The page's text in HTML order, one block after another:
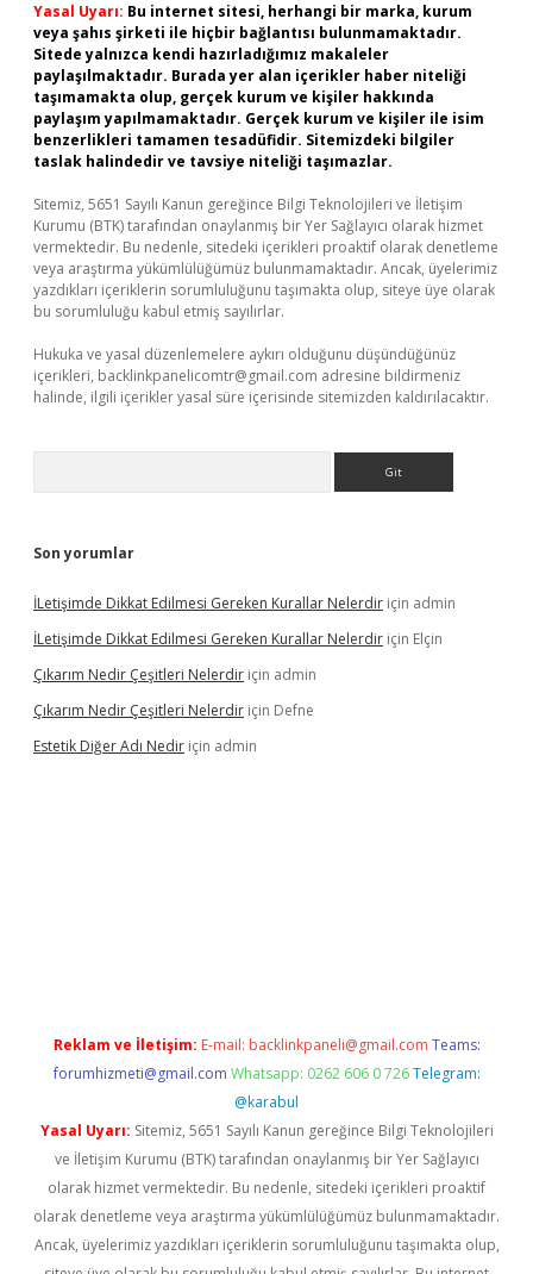
Yasal Uyarı: Bu internet sitesi, herhangi bir marka, kurum
veya şahıs şirketi ile hiçbir bağlantısı bulunmamaktadır.
Sitede yalnızca kendi hazırladığımız makaleler
paylaşılmaktadır. Burada yer alan içerikler haber niteliği
taşımamakta olup, gerçek kurum ve kişiler hakkında
paylaşım yapılmamaktadır. Gerçek kurum ve kişiler ile isim
benzerlikleri tamamen tesadüfidir. Sitemizdeki bilgiler
taslak halindedir ve tavsiye niteliği taşımazlar.
Sitemiz, 5651 Sayılı Kanun gereğince Bilgi Teknolojileri ve İletişim
Kurumu (BTK) tarafından onaylanmış bir Yer Sağlayıcı olarak hizmet
vermektedir. Bu nedenle, sitedeki içerikleri proaktif olarak denetleme
veya araştırma yükümlülüğümüz bulunmamaktadır. Ancak, üyelerimiz
yazdıkları içeriklerin sorumluluğunu taşımakta olup, siteye üye olarak
bu sorumluluğu kabul etmiş sayılırlar.
Hukuka ve yasal düzenlemelere aykırı olduğunu düşündüğünüz
içerikleri, backlinkpanelicomtr@gmail.com adresine bildirmeniz
halinde, ilgili içerikler yasal süre içerisinde sitemizden kaldırılacaktır.
Son yorumlar
İLetişimde Dikkat Edilmesi Gereken Kurallar Nelerdir için admin
İLetişimde Dikkat Edilmesi Gereken Kurallar Nelerdir için Elçin
Çıkarım Nedir Çeşitleri Nelerdir için admin
Çıkarım Nedir Çeşitleri Nelerdir için Defne
Estetik Diğer Adı Nedir için admin
Reklam ve İletişim: E-mail: backlinkpaneli@gmail.com Teams:
forumhizmeti@gmail.com Whatsapp: 0262 606 0 726 Telegram:
@karabul
Yasal Uyarı: Sitemiz, 5651 Sayılı Kanun gereğince Bilgi Teknolojileri
ve İletişim Kurumu (BTK) tarafından onaylanmış bir Yer Sağlayıcı
olarak hizmet vermektedir. Bu nedenle, sitedeki içerikleri proaktif
olarak denetleme veya araştırma yükümlülüğümüz bulunmamaktadır.
Ancak, üyelerimiz yazdıkları içeriklerin sorumluluğunu taşımakta olup,